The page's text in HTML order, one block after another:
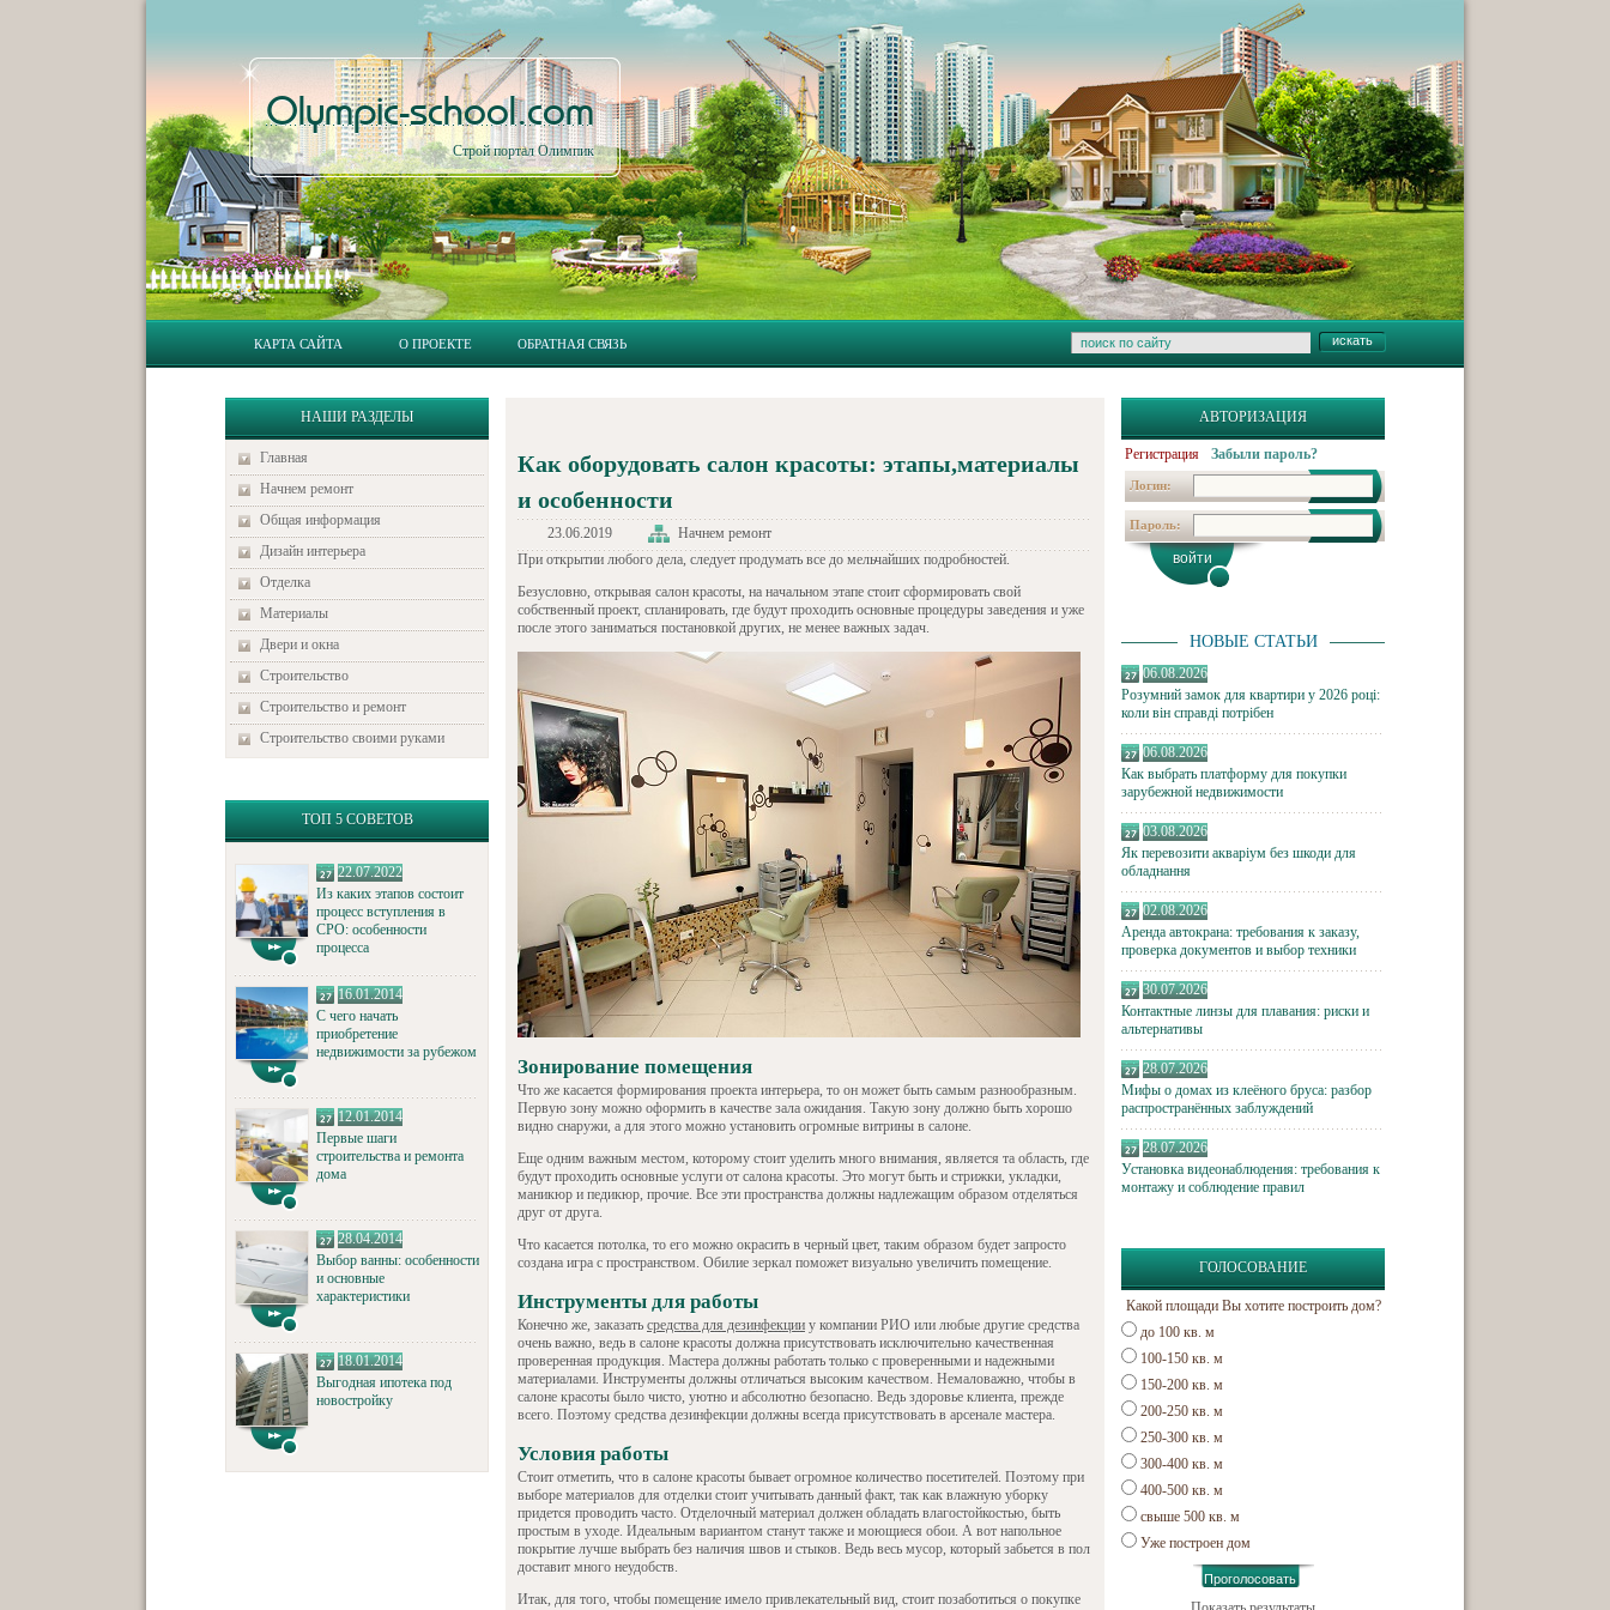
Olympic-school.com
Строй портал Олимпик
КАРТА САЙТА О ПРОЕКТЕ ОБРАТНАЯ СВЯЗЬ
НАШИ РАЗДЕЛЫ
Главная
Начнем ремонт
Общая информация
Дизайн интерьера
Отделка
Материалы
Двери и окна
Строительство
Строительство и ремонт
Строительство своими руками
ТОП 5 СОВЕТОВ
22.07.2022
Из каких этапов состоит
процесс вступления в
СРО: особенности
процесса
16.01.2014
С чего начать
приобретение
недвижимости за рубежом
12.01.2014
Первые шаги
строительства и ремонта
дома
28.04.2014
Выбор ванны: особенности
и основные
характеристики
18.01.2014
Выгодная ипотека под
новостройку
АВТОРИЗАЦИЯ
Регистрация Забыли пароль?
Логин:
Пароль:
НОВЫЕ СТАТЬИ
06.08.2026
Розумний замок для квартири у 2026 році:
коли він справді потрібен
06.08.2026
Как выбрать платформу для покупки
зарубежной недвижимости
03.08.2026
Як перевозити акваріум без шкоди для
обладнання
02.08.2026
Аренда автокрана: требования к заказу,
проверка документов и выбор техники
30.07.2026
Контактные линзы для плавания: риски и
альтернативы
28.07.2026
Мифы о домах из клеёного бруса: разбор
распространённых заблуждений
28.07.2026
Установка видеонаблюдения: требования к
монтажу и соблюдение правил
ГОЛОСОВАНИЕ
Какой площади Вы хотите построить дом?
до 100 кв. м
100-150 кв. м
150-200 кв. м
200-250 кв. м
250-300 кв. м
300-400 кв. м
400-500 кв. м
свыше 500 кв. м
Уже построен дом
Как оборудовать салон красоты: этапы,материалы
и особенности
23.06.2019
Начнем ремонт
При открытии любого дела, следует продумать все до мельчайших подробностей.
Безусловно, открывая салон красоты, на начальном этапе стоит сформировать свой
собственный проект, спланировать, где будут проходить основные процедуры заведения и уже
после этого заниматься постановкой других, не менее важных задач.
Зонирование помещения
Что же касается формирования проекта интерьера, то он может быть самым разнообразным.
Первую зону можно оформить в качестве зала ожидания. Такую зону должно быть хорошо
видно снаружи, а для этого можно установить огромные витрины в салоне.
Еще одним важным местом, которому стоит уделить много внимания, является та область, где
будут проходить основные услуги от салона красоты. Это могут быть и стрижки, укладки,
маникюр и педикюр, прочие. Все эти пространства должны надлежащим образом отделяться
друг от друга.
Что касается потолка, то его можно окрасить в черный цвет, таким образом будет запросто
создана игра с пространством. Обилие зеркал поможет визуально увеличить помещение.
Инструменты для работы
Конечно же, заказать средства для дезинфекции у компании РИО или любые другие средства
очень важно, ведь в салоне красоты должна присутствовать исключительно качественная
проверенная продукция. Мастера должны работать только с проверенными и надежными
материалами. Инструменты должны отличаться высоким качеством. Немаловажно, чтобы в
салоне красоты было чисто, уютно и абсолютно безопасно. Ведь здоровье клиента, прежде
всего. Поэтому средства дезинфекции должны всегда присутствовать в арсенале мастера.
Условия работы
Стоит отметить, что в салоне красоты бывает огромное количество посетителей. Поэтому при
выборе материалов для отделки стоит учитывать данный факт, так как влажную уборку
придется проводить часто. Отделочный материал должен обладать влагостойкостью, быть
простым в уходе. Идеальным вариантом станут также и моющиеся обои. А вот напольное
покрытие лучше выбрать без наличия швов и стыков. Ведь весь мусор, который забьется в пол
доставит много неудобств.
Итак, для того, чтобы помещение имело привлекательный вид, стоит позаботиться о покупке